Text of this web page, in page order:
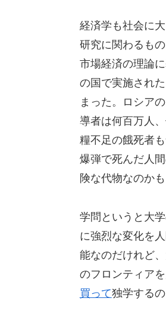
経済学も社会に
研究に関わるも
市場経済の理論
の国で実施され
まった。ロシア
導者は何百万人
糧不足の餓死者
爆弾で死んだ人
険な代物なのかも
学問というと大
に強烈な変化を
能なのだけれど
のフロンティア
買って独学する